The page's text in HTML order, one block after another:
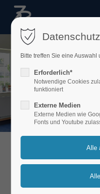
WIR INFORMIEREN
Bitte treffen Sie eine Auswahl
Erforderlich*
Notwendige Cookies
funktioniert
Externe Medien
Externe Medien wie
Fonts und Youtube